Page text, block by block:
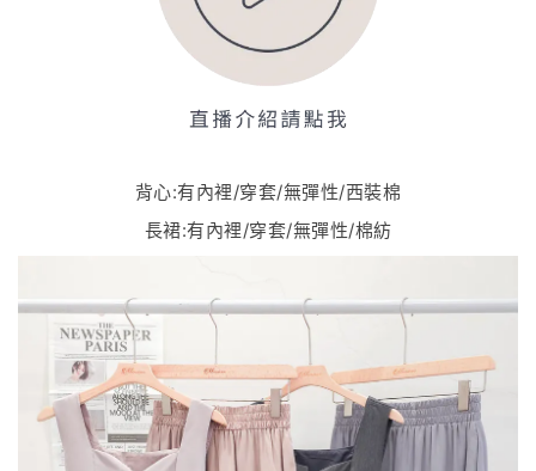
背心:有內裡/穿套/無彈性/西裝棉
長裙:有內裡/穿套/無彈性/棉紡